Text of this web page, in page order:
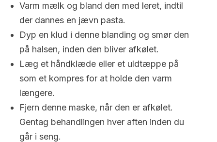
Varm mælk og bland den med leret, indtil
der dannes en jævn pasta.
Dyp en klud i denne blanding og smør den
på halsen, inden den bliver afkølet.
Læg et håndklæde eller et uldtæppe på
som et kompres for at holde den varm
længere.
Fjern denne maske, når den er afkølet.
Gentag behandlingen hver aften inden du
går i seng.